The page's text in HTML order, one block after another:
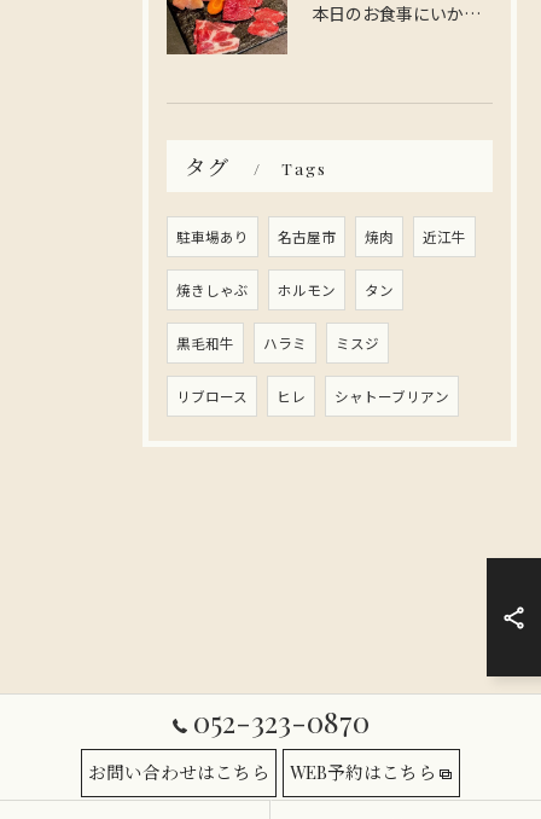
本日のお食事にいかがですか？
タグ Tags
駐車場あり 名古屋市 焼肉 近江牛
焼きしゃぶ ホルモン タン
黒毛和牛 ハラミ ミスジ
リブロース ヒレ シャトーブリアン
052-323-0870
お問い合わせはこちら WEB予約はこちら